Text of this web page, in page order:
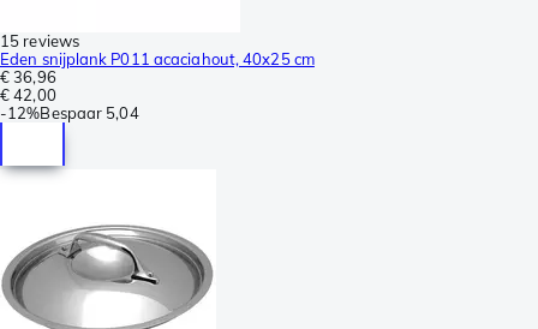
15 reviews
Eden snijplank P011 acaciahout, 40x25 cm
€ 36,96
€ 42,00
-12%Bespaar 5,04